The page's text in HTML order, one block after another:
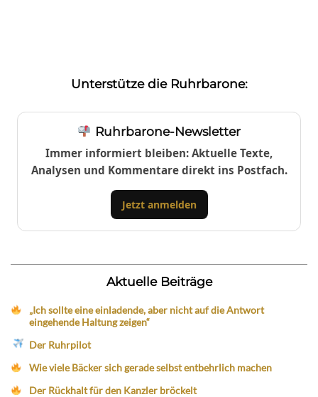
Unterstütze die Ruhrbarone:
Ruhrbarone-Newsletter
Immer informiert bleiben: Aktuelle Texte,
Analysen und Kommentare direkt ins Postfach.
Jetzt anmelden
Aktuelle Beiträge
„Ich sollte eine einladende, aber nicht auf die Antwort
eingehende Haltung zeigen“
Der Ruhrpilot
Wie viele Bäcker sich gerade selbst entbehrlich machen
Der Rückhalt für den Kanzler bröckelt